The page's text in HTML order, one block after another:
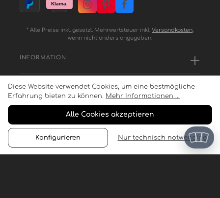
* Alle Preise inkl. gesetzl. Mehrwertsteuer inkl. Versandkosten,
wenn nicht anders angegeben.
INFORMATION
SERVICE
Diese Website verwendet Cookies, um eine bestmögliche
Erfahrung bieten zu können. Mehr Informationen ...
Alle Cookies akzeptieren
Konfigurieren Nur technisch notwendige